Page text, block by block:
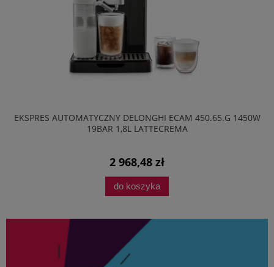
EKSPRES AUTOMATYCZNY DELONGHI ECAM 450.65.G 1450W
19BAR 1,8L LATTECREMA
2 968,48 zł
do koszyka